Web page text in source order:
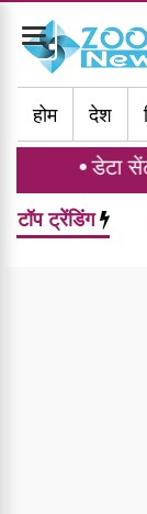
Toggle
navigation
होम
देश
से बदलेंगे
टॉप ट्रेंडिंग